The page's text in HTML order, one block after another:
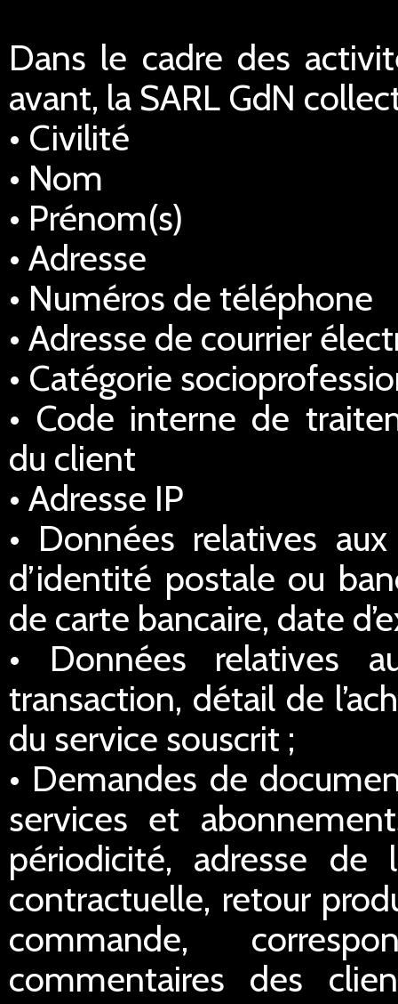
Dans le cadre des
avant, la SARL GdN
• Civilité
• Nom
• Prénom(s)
• Adresse
• Numéros de téléphone
• Adresse de courrier
• Catégorie
• Code interne de
du client
• Adresse IP
• Données relatives
d’identité postale ou
de carte bancaire, date
• Données relatives
transaction, détail de
du service souscrit ;
• Demandes de
services et
périodicité, adresse de
contractuelle, retour
commande,
commentaires des